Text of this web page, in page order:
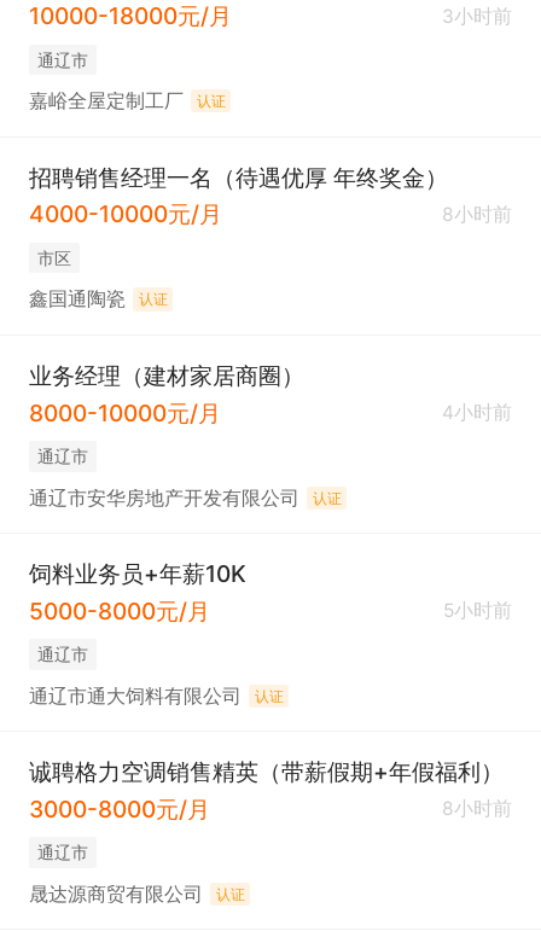
10000-18000元/月
3小时前
通辽市
嘉峪全屋定制工厂 认证
招聘销售经理一名（待遇优厚 年终奖金）
4000-10000元/月
8小时前
市区
鑫国通陶瓷 认证
业务经理（建材家居商圈）
8000-10000元/月
4小时前
通辽市
通辽市安华房地产开发有限公司 认证
饲料业务员+年薪10K
5000-8000元/月
5小时前
通辽市
通辽市通大饲料有限公司 认证
诚聘格力空调销售精英（带薪假期+年假福利）
3000-8000元/月
8小时前
通辽市
晟达源商贸有限公司 认证